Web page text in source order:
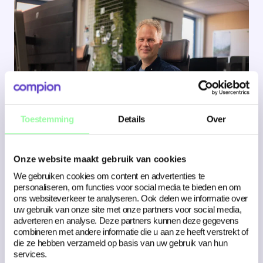
Toestemming Details Over
Onze website maakt gebruik van cookies
We gebruiken cookies om content en advertenties te
personaliseren, om functies voor social media te bieden en om
ons websiteverkeer te analyseren. Ook delen we informatie over
uw gebruik van onze site met onze partners voor social media,
adverteren en analyse. Deze partners kunnen deze gegevens
combineren met andere informatie die u aan ze heeft verstrekt of
die ze hebben verzameld op basis van uw gebruik van hun
services.
Bekijk nieuws
Hey, onze nieuwe collega Niels!